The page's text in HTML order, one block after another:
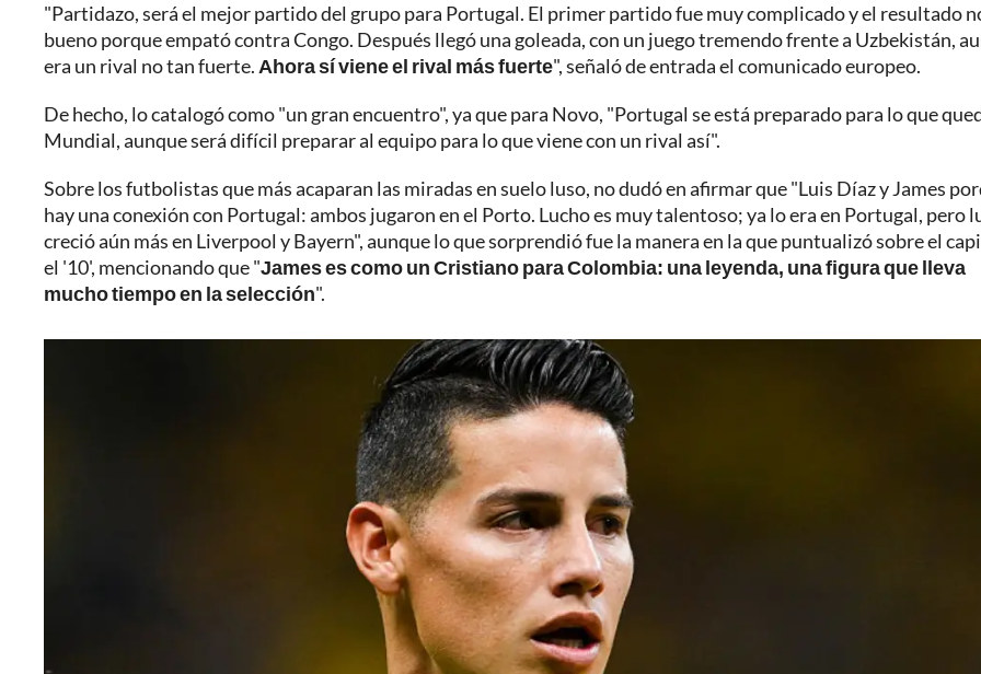
"Partidazo, será el mejor partido del grupo para Portugal. El primer partido fue muy complicado y el resultado
bueno porque empató contra Congo. Después llegó una goleada, con un juego tremendo frente a Uzbekistán,
era un rival no tan fuerte. Ahora sí viene el rival más fuerte", señaló de entrada el comunicado europeo.
De hecho, lo catalogó como "un gran encuentro", ya que para Novo, "Portugal se está preparado para lo que
Mundial, aunque será difícil preparar al equipo para lo que viene con un rival así".
Sobre los futbolistas que más acaparan las miradas en suelo luso, no dudó en afirmar que "Luis Díaz y James
hay una conexión con Portugal: ambos jugaron en el Porto. Lucho es muy talentoso; ya lo era en Portugal, pero
creció aún más en Liverpool y Bayern", aunque lo que sorprendió fue la manera en la que puntualizó sobre el
el '10', mencionando que "James es como un Cristiano para Colombia: una leyenda, una figura que lleva
mucho tiempo en la selección".